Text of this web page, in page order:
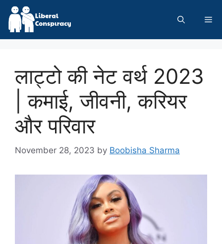
Skip
content
लाट्टो की नेट वर्थ 2023
| कमाई, जीवनी, करियर
और परिवार
November 28, 2023 by Boobisha Sharma